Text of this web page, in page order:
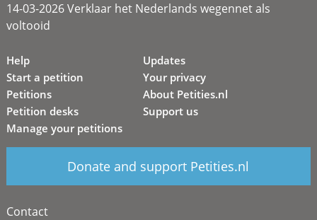
14-03-2026 Verklaar het Nederlands wegennet als
voltooid
Help
Start a petition
Petitions
Petition desks
Manage your petitions
Updates
Your privacy
About Petities.nl
Support us
Donate and support Petities.nl
Contact